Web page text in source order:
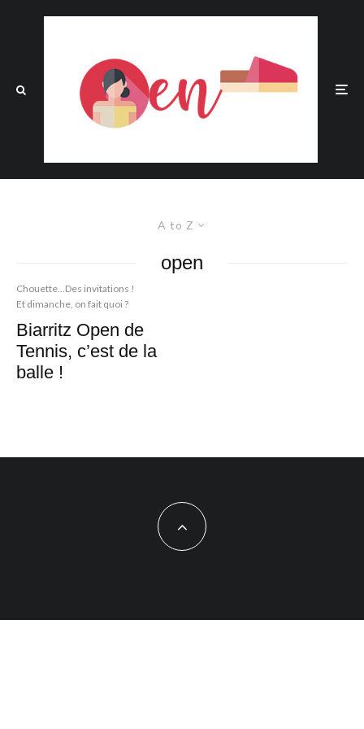
A to Z
open
Chouette...Des invitations !
Et dimanche, on fait quoi ?
Biarritz Open de
Tennis, c’est de la
balle !